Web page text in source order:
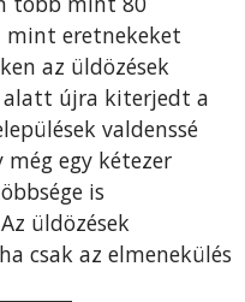
mint eretnekeket
az üldözések
alatt újra kiterjedt a
valdenssé
egy kétezer
is
üldözések
csak az elmenekülés